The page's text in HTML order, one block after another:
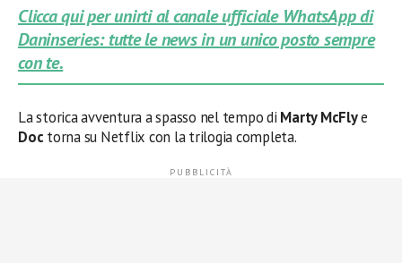
Clicca qui per unirti al canale ufficiale WhatsApp di
Daninseries: tutte le news in un unico posto sempre
con te.
La storica avventura a spasso nel tempo di Marty McFlye
Doc torna su Netflix con la trilogia completa.